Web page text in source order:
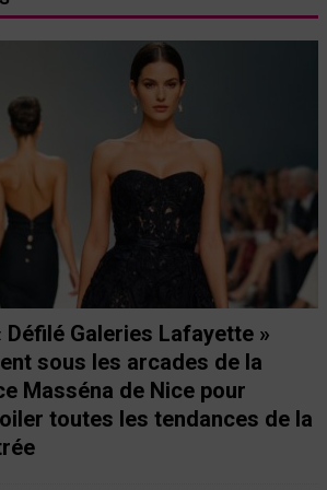
Défilé Galeries Lafayette »
sous les arcades de la
Masséna de Nice pour
toutes les tendances de la